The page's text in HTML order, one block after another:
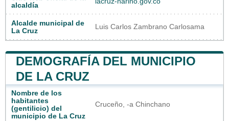
alcaldía
Alcalde municipal de
La Cruz
Luis Carlos Zambrano Carlosama
DEMOGRAFÍA DEL MUNICIPIO
DE LA CRUZ
Nombre de los
habitantes
(gentilicio) del
municipio de La Cruz
Cruceño, -a Chinchano